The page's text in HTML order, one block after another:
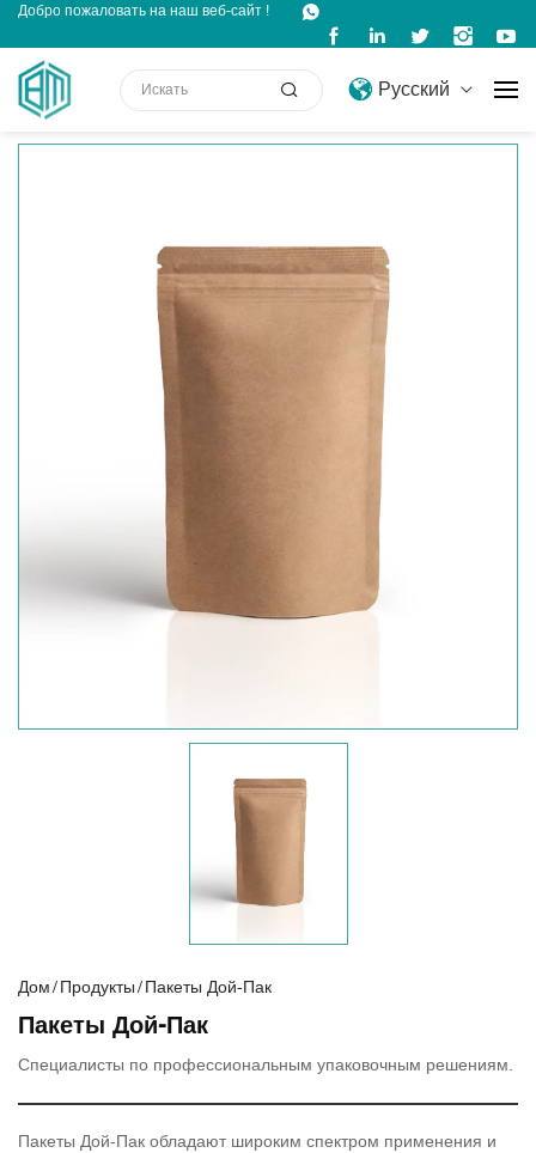
Добро пожаловать на наш веб-сайт !
Русский
Дом/Продукты/Пакеты Дой-Пак
Пакеты Дой-Пак
Специалисты по профессиональным упаковочным решениям.
Пакеты Дой-Пак обладают широким спектром применения и